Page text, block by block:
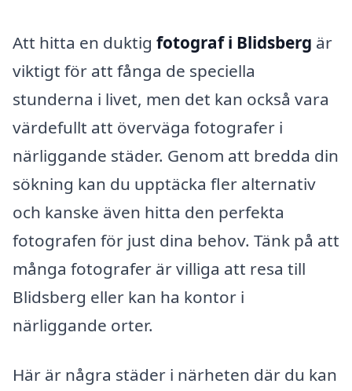
Att hitta en duktig fotograf i Blidsberg är
viktigt för att fånga de speciella
stunderna i livet, men det kan också vara
värdefullt att överväga fotografer i
närliggande städer. Genom att bredda din
sökning kan du upptäcka fler alternativ
och kanske även hitta den perfekta
fotografen för just dina behov. Tänk på att
många fotografer är villiga att resa till
Blidsberg eller kan ha kontor i
närliggande orter.
Här är några städer i närheten där du kan